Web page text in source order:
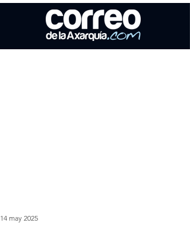
14 may 2025